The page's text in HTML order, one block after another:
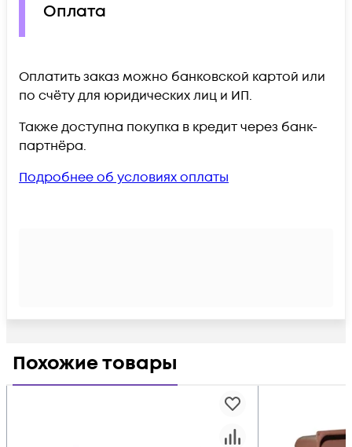
Оплата
Оплатить заказ можно банковской картой или
по счёту для юридических лиц и ИП.
Также доступна покупка в кредит через банк-
партнёра.
Подробнее об условиях оплаты
Похожие товары